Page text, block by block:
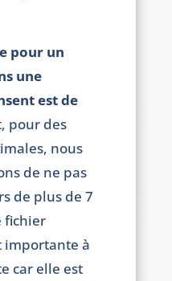
pour un
une
est de
pour des
nous
de ne pas
de plus de 7
fichier
importante à
car elle est